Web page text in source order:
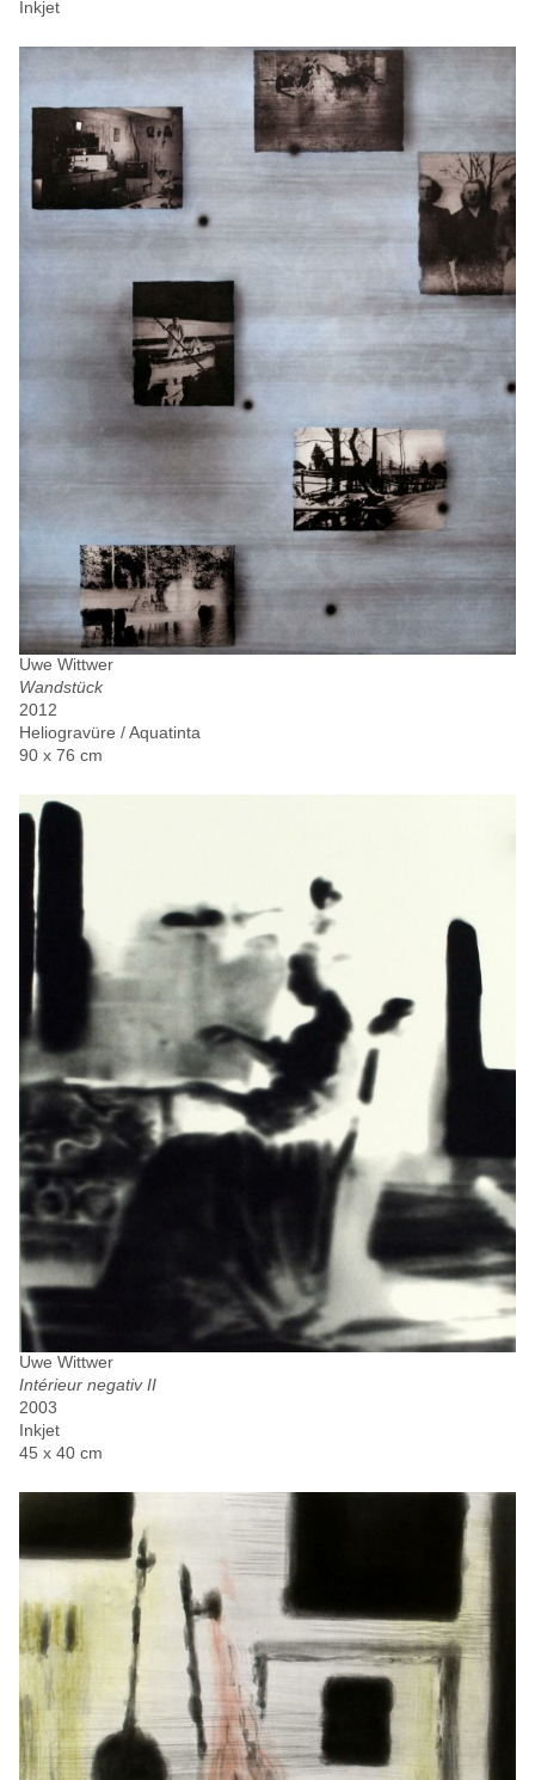
Inkjet
Uwe Wittwer
Wandstück
2012
Heliogravüre / Aquatinta
90 x 76 cm
Uwe Wittwer
Intérieur negativ II
2003
Inkjet
45 x 40 cm